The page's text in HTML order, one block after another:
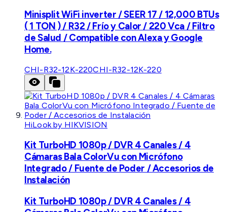
Minisplit WiFi inverter / SEER 17 / 12,000 BTUs
( 1 TON ) / R32 / Frío y Calor / 220 Vca / Filtro
de Salud / Compatible con Alexa y Google
Home.
CHI-R32-12K-220CHI-R32-12K-220
HiLook by HIKVISION
Kit TurboHD 1080p / DVR 4 Canales / 4
Cámaras Bala ColorVu con Micrófono
Integrado / Fuente de Poder / Accesorios de
Instalación
Kit TurboHD 1080p / DVR 4 Canales / 4